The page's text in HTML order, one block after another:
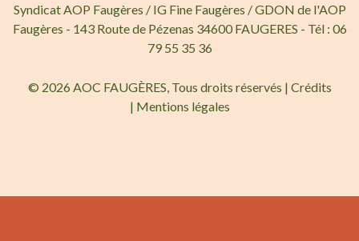
Syndicat AOP Faugères / IG Fine Faugères / GDON de l'AOP
Faugères - 143 Route de Pézenas 34600 FAUGERES - Tél : 06
79 55 35 36
© 2026 AOC FAUGÈRES, Tous droits réservés | Crédits
| Mentions légales